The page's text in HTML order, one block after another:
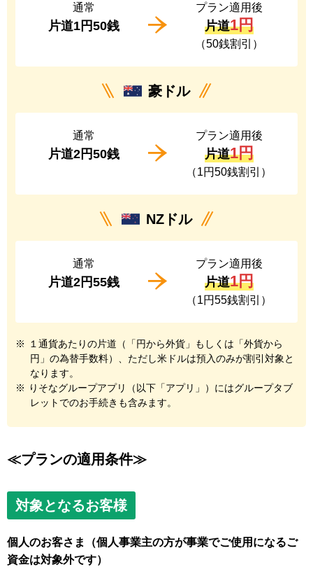
通常
片道1円50銭
プラン適用後
片道1円
（50銭割引）
豪ドル
通常
片道2円50銭
プラン適用後
片道1円
（1円50銭割引）
NZドル
通常
片道2円55銭
プラン適用後
片道1円
（1円55銭割引）
※
１通貨あたりの片道（「円から外貨」もしくは「外貨から
円」の為替手数料）、ただし米ドルは預入のみが割引対象と
なります。
※
りそなグループアプリ（以下「アプリ」）にはグループタブ
レットでのお手続きも含みます。
≪プランの適用条件≫
対象となるお客様
個人のお客さま（個人事業主の方が事業でご使用になるご
資金は対象外です）